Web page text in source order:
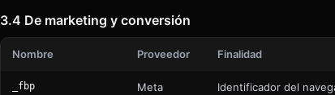
3.4 De marketing y conversión
Nombre Proveedor Finalidad
_fbp
Meta
Identificador del